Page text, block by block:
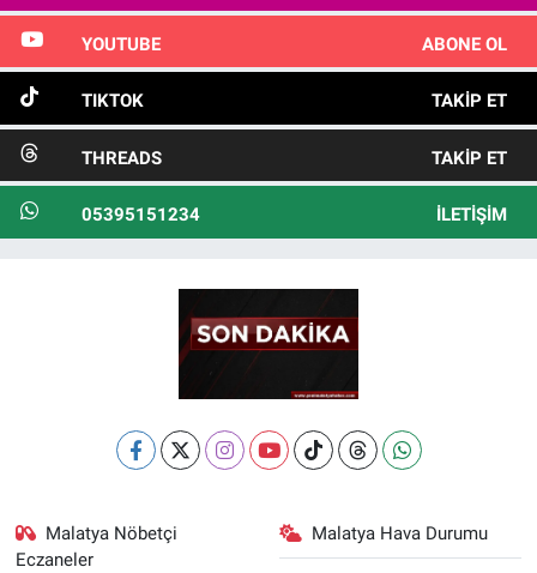
YOUTUBE ABONE OL
TIKTOK TAKIP ET
THREADS TAKIP ET
05395151234 İLETIŞIM
Malatya Nöbetçi
Eczaneler
Malatya Hava Durumu